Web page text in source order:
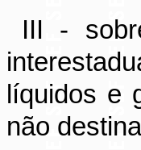
III -
líquidos e
não